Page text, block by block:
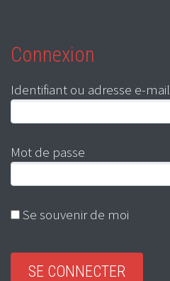
Connexion
Identifiant ou adresse e-mail
Mot de passe
Se souvenir de moi